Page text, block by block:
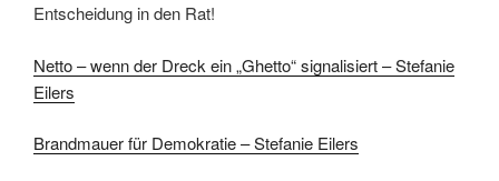
Entscheidung in den Rat!
Netto – wenn der Dreck ein „Ghetto“ signalisiert – Stefanie
Eilers
Brandmauer für Demokratie – Stefanie Eilers